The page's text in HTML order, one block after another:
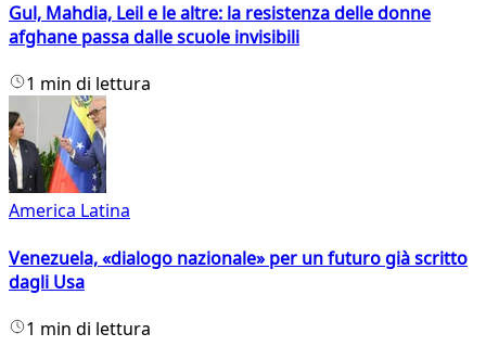
Gul, Mahdia, Leil e le altre: la resistenza delle donne
afghane passa dalle scuole invisibili
1 min di lettura
America Latina
Venezuela, «dialogo nazionale» per un futuro già scritto
dagli Usa
1 min di lettura